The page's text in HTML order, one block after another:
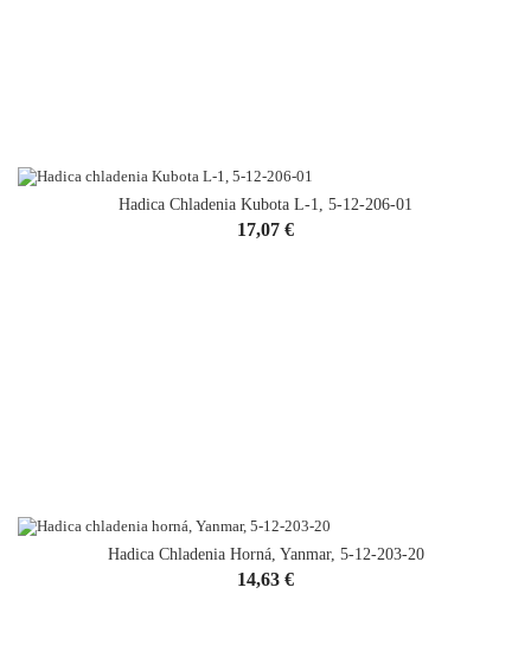
Hadica Chladenia Kubota L-1, 5-12-206-01
Cena
17,07 €
Hadica Chladenia Horná, Yanmar, 5-12-203-20
Cena
14,63 €